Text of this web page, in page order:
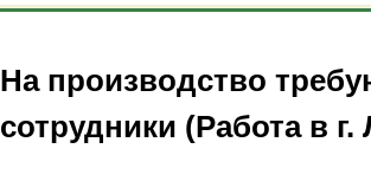
На производство
сотрудники (Работа в